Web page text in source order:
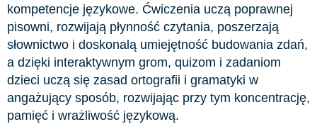
kompetencje językowe. Ćwiczenia uczą poprawnej
pisowni, rozwijają płynność czytania, poszerzają
słownictwo i doskonalą umiejętność budowania zdań,
a dzięki interaktywnym grom, quizom i zadaniom
dzieci uczą się zasad ortografii i gramatyki w
angażujący sposób, rozwijając przy tym koncentrację,
pamięć i wrażliwość językową.